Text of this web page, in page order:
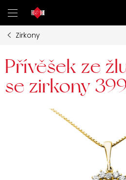
na
obsah
Zirkony
Přívěšek ze
se zirkony